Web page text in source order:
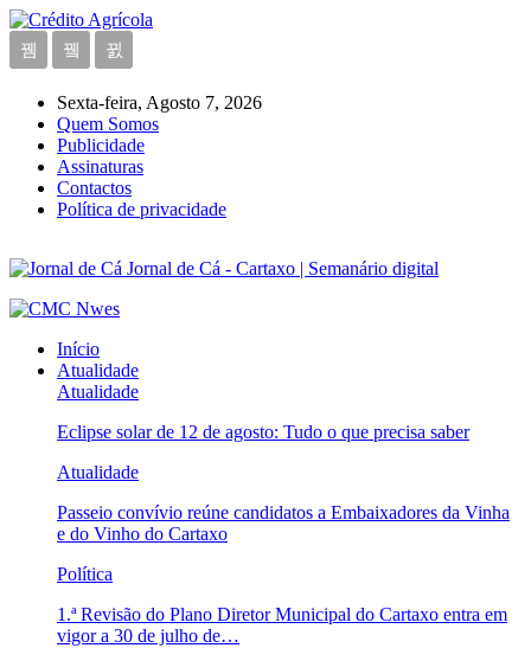
Sexta-feira, Agosto 7, 2026
Quem Somos
Publicidade
Assinaturas
Contactos
Política de privacidade
Jornal de Cá - Cartaxo | Semanário digital
Início
Atualidade
Atualidade
Eclipse solar de 12 de agosto: Tudo o que precisa saber
Atualidade
Passeio convívio reúne candidatos a Embaixadores da Vinha
e do Vinho do Cartaxo
Política
1.ª Revisão do Plano Diretor Municipal do Cartaxo entra em
vigor a 30 de julho de…